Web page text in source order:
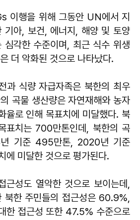
이행을 위해 그동안 UN에서 지
기아, 보건, 에너지, 해양 및 토양
심각한 수준이며, 최근 식수 위생
더 악화된 것으로 나타났다.
과 식량 자급자족은 북한의 최우
곡물 생산량은 자연재해와 농자
율로 인해 목표치에 미달했다. 북
표치는 700만톤인데, 북한의 곡
기준 495만톤, 2020년 기준
에 미달한 것으로 평가된다.
근성도 열악한 것으로 보이는데,
북한 주민들의 접근성은 60.9%,
한 접근성 또한 47.5% 수준으로